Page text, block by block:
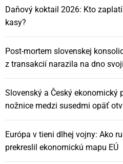
Daňový koktail 2026: Kto
kasy?
Post-mortem slovenskej
z transakcií narazila na dno
Slovenský a Český ekonomický
nožnice medzi susedmi opäť
Európa v tieni dlhej vojny: Ako
prekreslil ekonomickú mapu EÚ